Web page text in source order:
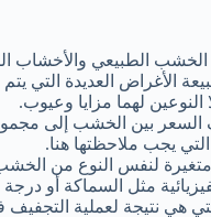
الخشب الطبيعي والأخشاب
الأغراض العديدة التي
النوعين لهما مزايا وعيوب.
السعر بين الخشب إلى
يجب ملاحظتها هنا.
متغيرة لنفس النوع من
مثل السماكة أو درجة
هي نتيجة لعملية